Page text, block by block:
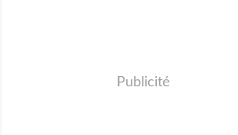
Publicité